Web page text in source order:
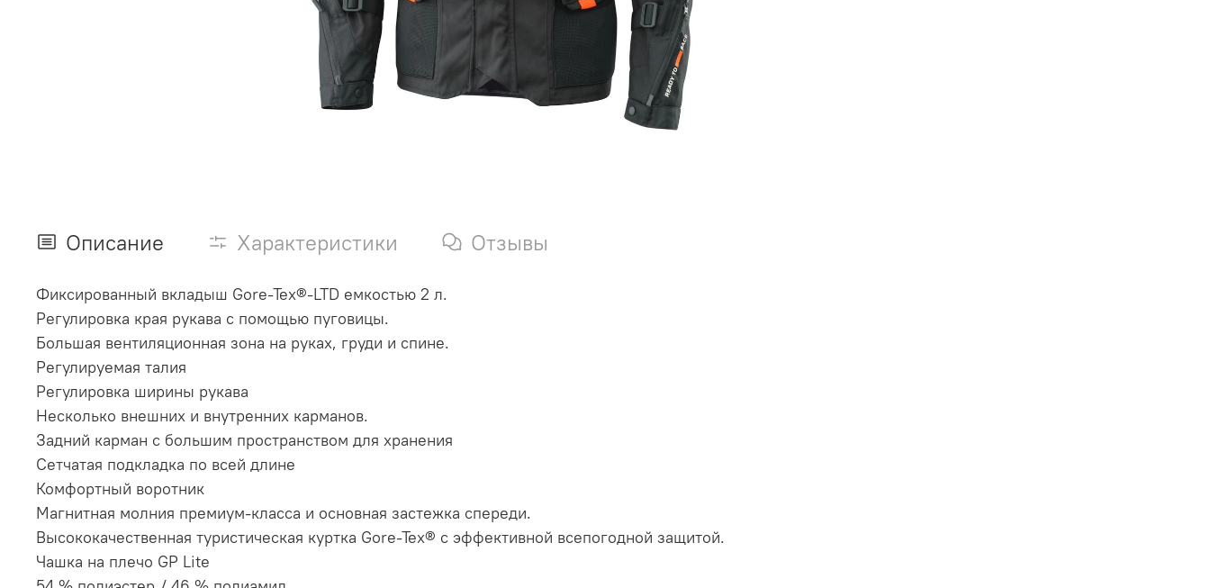
Описание Характеристики Отзывы
Фиксированный вкладыш Gore-Tex®-LTD емкостью 2 л.
Регулировка края рукава с помощью пуговицы.
Большая вентиляционная зона на руках, груди и спине.
Регулируемая талия
Регулировка ширины рукава
Несколько внешних и внутренних карманов.
Задний карман с большим пространством для хранения
Сетчатая подкладка по всей длине
Комфортный воротник
Магнитная молния премиум-класса и основная застежка спереди.
Высококачественная туристическая куртка Gore-Tex® с эффективной всепогодной защитой.
Чашка на плечо GP Lite